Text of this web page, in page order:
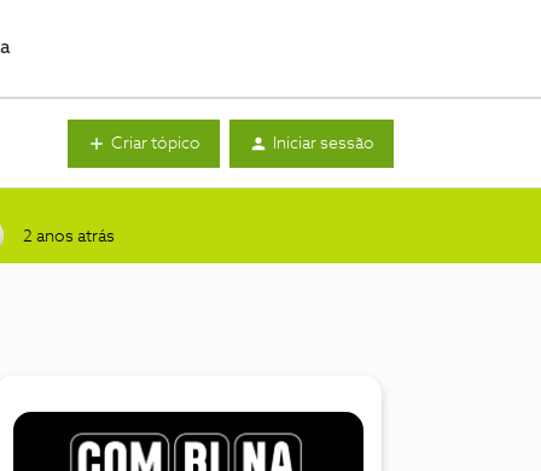
Criar tópico Iniciar sessão
2 anos atrás